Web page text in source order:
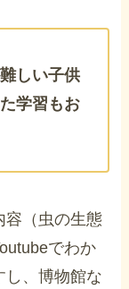
しい子供
学習もお
容（虫の生態
でわか
し、博物館な